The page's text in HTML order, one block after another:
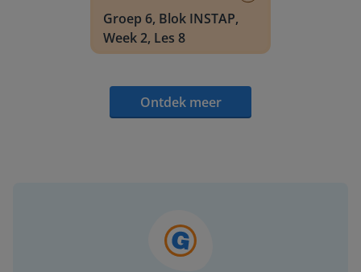
Groep 6, Blok INSTAP,
Week 2, Les 8
Ontdek meer